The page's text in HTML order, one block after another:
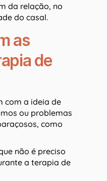
da relação, no
do casal.
as
de
com a ideia de
ou problemas
como
não é preciso
a terapia de